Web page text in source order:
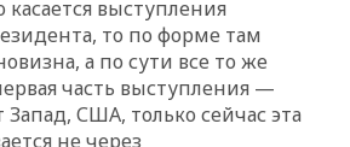
выступления
то по форме там
а по сути все то же
часть выступления —
Запад, США, только сейчас эта
не через